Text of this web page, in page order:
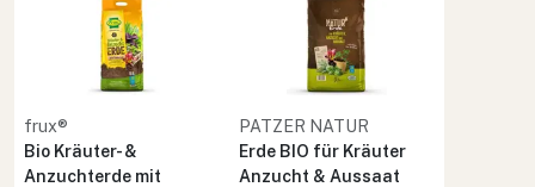
frux®
Bio Kräuter- &
Anzuchterde mit
PATZER NATUR
Erde BIO für Kräuter
Anzucht & Aussaat